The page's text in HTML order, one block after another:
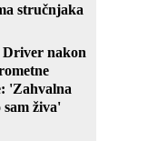
stručnjaka
nakon
'Zahvalna
sam živa'